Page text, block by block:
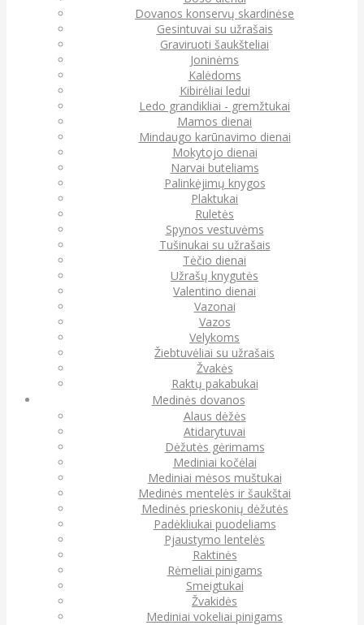
Dovanos konservų skardinėse
Gesintuvai su užrašais
Graviruoti šaukšteliai
Joninėms
Kalėdoms
Kibirėliai ledui
Ledo grandikliai - gremžtukai
Mamos dienai
Mindaugo karūnavimo dienai
Mokytojo dienai
Narvai buteliams
Palinkėjimų knygos
Plaktukai
Ruletės
Spynos vestuvėms
Tušinukai su užrašais
Tėčio dienai
Užrašų knygutės
Valentino dienai
Vazonai
Vazos
Velykoms
Žiebtuvėliai su užrašais
Žvakės
Raktų pakabukai
Medinės dovanos
Alaus dėžės
Atidarytuvai
Dėžutės gėrimams
Mediniai kočėlai
Mediniai mėsos muštukai
Medinės mentelės ir šaukštai
Medinės prieskonių dėžutės
Padėkliukai puodeliams
Pjaustymo lentelės
Raktinės
Rėmeliai pinigams
Smeigtukai
Žvakidės
Mediniai vokeliai pinigams